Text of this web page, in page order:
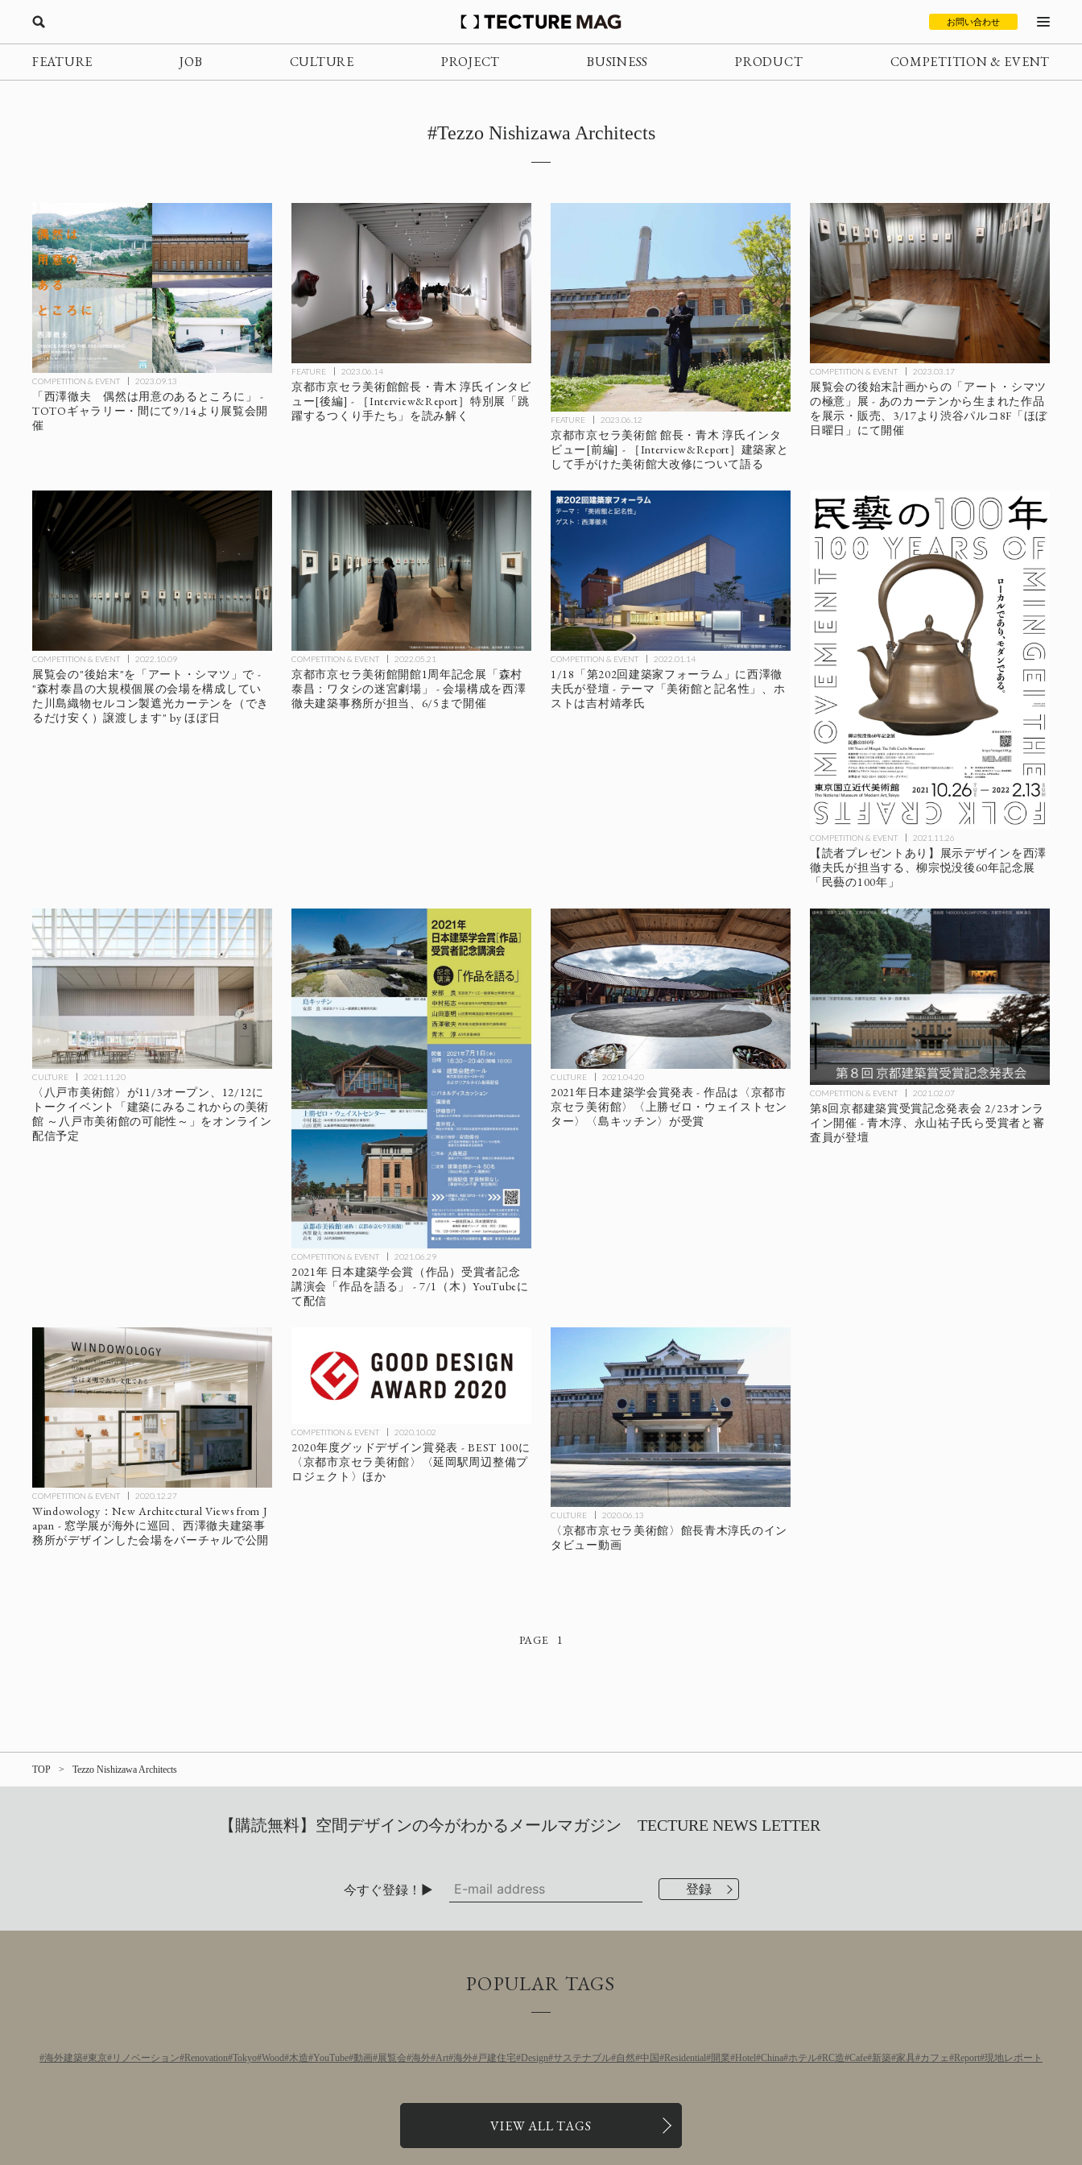
お問い合わせ
FEATURE JOB CULTURE PROJECT BUSINESS PRODUCT COMPETITION & EVENT
#Tezzo Nishizawa Architects
COMPETITION & EVENT 2023.09.13
「西澤徹夫 偶然は用意のあるところに」 -
TOTOギャラリー・間にて9/14より展覧会開
催
FEATURE 2023.06.14
京都市京セラ美術館館長・青木 淳氏インタビ
ュー[後編] - ［Interview&Report］特別展「跳
躍するつくり手たち」を読み解く
FEATURE 2023.06.12
京都市京セラ美術館 館長・青木 淳氏インタ
ビュー[前編] - ［Interview&Report］建築家と
して手がけた美術館大改修について語る
COMPETITION & EVENT 2023.03.17
展覧会の後始末計画からの「アート・シマツ
の極意」展 - あのカーテンから生まれた作品
を展示・販売、3/17より渋谷パルコ8F「ほぼ
日曜日」にて開催
COMPETITION & EVENT 2022.10.09
展覧会の"後始末"を「アート・シマツ」で -
"森村泰昌の大規模個展の会場を構成してい
た川島織物セルコン製遮光カーテンを（でき
るだけ安く）譲渡します" by ほぼ日
COMPETITION & EVENT 2022.05.21
京都市京セラ美術館開館1周年記念展「森村
泰昌：ワタシの迷宮劇場」 - 会場構成を西澤
徹夫建築事務所が担当、6/5まで開催
COMPETITION & EVENT 2022.01.14
1/18「第202回建築家フォーラム」に西澤徹
夫氏が登壇 - テーマ「美術館と記名性」、ホ
ストは吉村靖孝氏
COMPETITION & EVENT 2021.11.26
【読者プレゼントあり】展示デザインを西澤
徹夫氏が担当する、柳宗悦没後60年記念展
「民藝の100年」
CULTURE 2021.11.20
〈八戸市美術館〉が11/3オープン、12/12に
トークイベント「建築にみるこれからの美術
館 ～八戸市美術館の可能性～」をオンライン
配信予定
COMPETITION & EVENT 2021.06.29
2021年 日本建築学会賞（作品）受賞者記念
講演会「作品を語る」 - 7/1（木）YouTubeに
て配信
CULTURE 2021.04.20
2021年日本建築学会賞発表 - 作品は〈京都市
京セラ美術館〉〈上勝ゼロ・ウェイストセン
ター〉〈島キッチン〉が受賞
COMPETITION & EVENT 2021.02.07
第8回京都建築賞受賞記念発表会 2/23オンラ
イン開催 - 青木淳、永山祐子氏ら受賞者と審
査員が登壇
COMPETITION & EVENT 2020.12.27
Windowology：New Architectural Views from J
apan - 窓学展が海外に巡回、西澤徹夫建築事
務所がデザインした会場をバーチャルで公開
COMPETITION & EVENT 2020.10.02
2020年度グッドデザイン賞発表 - BEST 100に
〈京都市京セラ美術館〉〈延岡駅周辺整備プ
ロジェクト〉ほか
CULTURE 2020.06.13
〈京都市京セラ美術館〉館長青木淳氏のイン
タビュー動画
1
TOP Tezzo Nishizawa Architects
【購読無料】空間デザインの今がわかるメールマガジン TECTURE NEWS LETTER
今すぐ登録！▶
POPULAR TAGS
海外建築 東京 リノベーション Renovation Tokyo Wood 木造 YouTube 動画 展覧会 海外 Art 海外 戸建住宅 Design サステナブル 自然 中国 Residential 開業 Hotel China ホテル RC造 Cafe 新築 家具 カフェ Report 現地レポート
VIEW ALL TAGS